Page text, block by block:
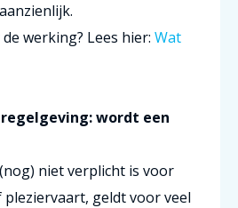
werking? Lees hier: Wat
wordt een
niet verplicht is voor
geldt voor veel